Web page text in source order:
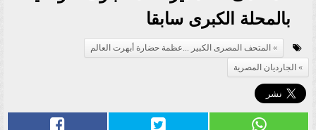
بالمحلة الكبرى سابقا
المتحف المصرى الكبير ...عظمة حضارة أبهرت العالم
الجارديان المصرية